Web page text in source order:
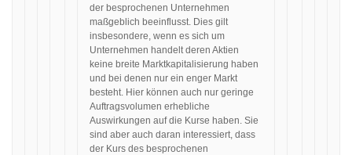
der besprochenen Unternehmen
maßgeblich beeinflusst. Dies gilt
insbesondere, wenn es sich um
Unternehmen handelt deren Aktien
keine breite Marktkapitalisierung haben
und bei denen nur ein enger Markt
besteht. Hier können auch nur geringe
Auftragsvolumen erhebliche
Auswirkungen auf die Kurse haben. Sie
sind aber auch daran interessiert, dass
der Kurs des besprochenen